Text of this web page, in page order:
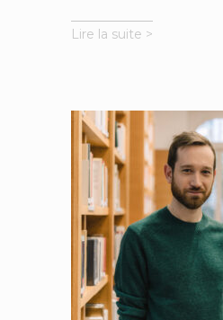
Lire la suite >
François
Champollion
au
Collège
de
France